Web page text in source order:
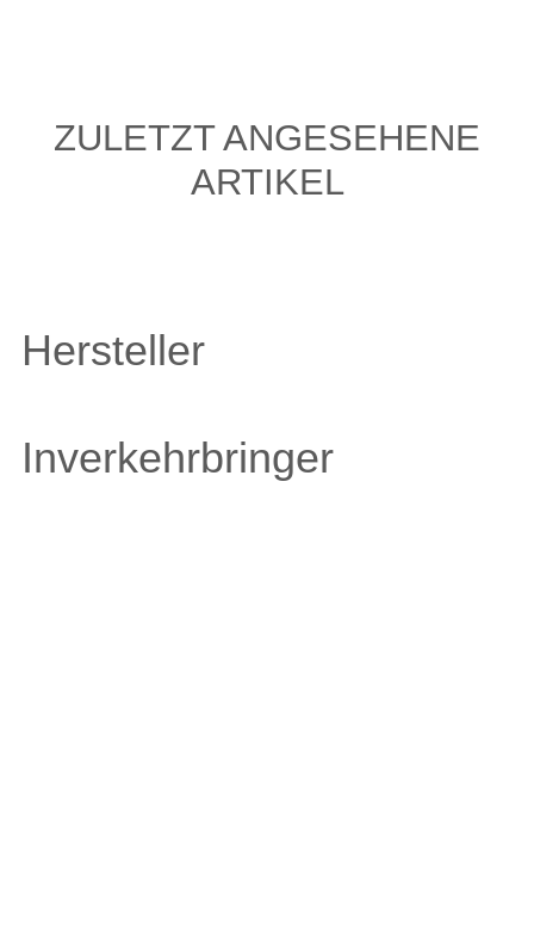
ZULETZT ANGESEHENE
ARTIKEL
Hersteller
Inverkehrbringer